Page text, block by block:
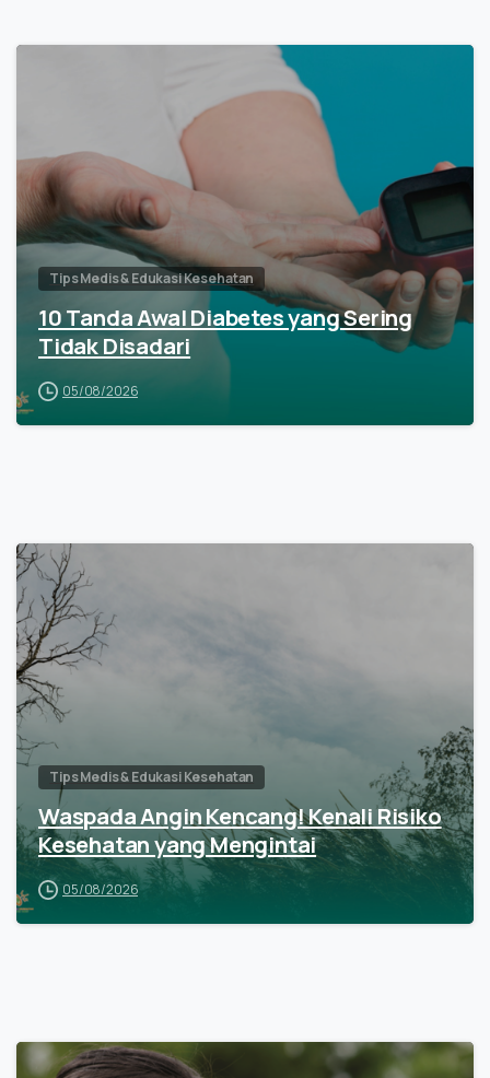
Tips Medis & Edukasi Kesehatan
10 Tanda Awal Diabetes yang Sering
Tidak Disadari
05/08/2026
Tips Medis & Edukasi Kesehatan
Waspada Angin Kencang! Kenali Risiko
Kesehatan yang Mengintai
05/08/2026